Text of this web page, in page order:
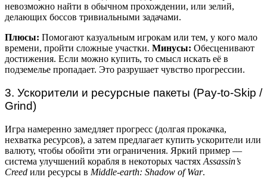
невозможно найти в обычном прохождении, или зелий,
делающих боссов тривиальными задачами.
Плюсы: Помогают казуальным игрокам или тем, у кого мало
времени, пройти сложные участки. Минусы: Обесценивают
достижения. Если можно купить, то смысл искать её в
подземелье пропадает. Это разрушает чувство прогрессии.
3. Ускорители и ресурсные пакеты (Pay-to-Skip /
Grind)
Игра намеренно замедляет прогресс (долгая прокачка,
нехватка ресурсов), а затем предлагает купить ускорители или
валюту, чтобы обойти эти ограничения. Яркий пример —
система улучшений корабля в некоторых частях Assassin’s
Creed или ресурсы в Middle-earth: Shadow of War.